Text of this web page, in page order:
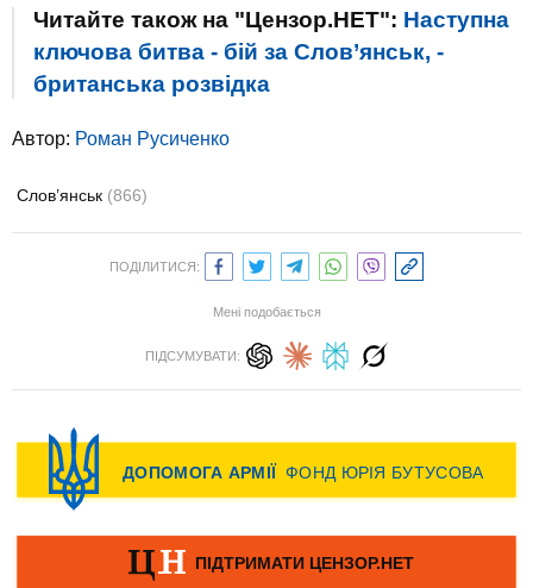
Читайте також на "Цензор.НЕТ": Наступна
ключова битва - бій за Слов’янськ, -
британська розвідка
Автор: Роман Русиченко
Слов’янськ (866)
ПОДІЛИТИСЯ:
Мені подобається
ПІДСУМУВАТИ: